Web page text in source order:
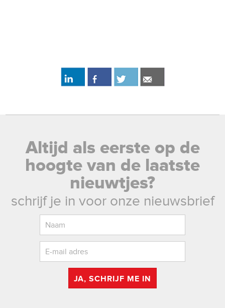
Altijd als eerste op de
hoogte van de laatste
nieuwtjes?
schrijf je in voor onze nieuwsbrief
JA, SCHRIJF ME IN